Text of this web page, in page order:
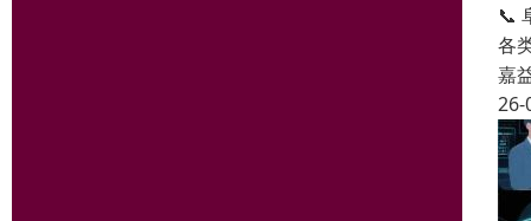
📞
各
嘉
26-